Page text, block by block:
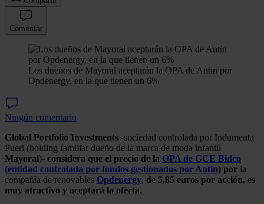
Comentar
Los dueños de Mayoral aceptarán la OPA de Antin por
Opdenergy, en la que tienen un 6%
Ningún comentario
Global Portfolio Investments -sociedad controlada por Indumenta
Pueri (holding familiar dueño de la marca de moda infantil
Mayoral)- considera que el precio de la OPA de GCE Bidco
(entidad controlada por fondos gestionados por Antin) por la
compañía de renovables Opdenergy, de 5,85 euros por acción, es
muy atractivo y aceptará la oferta.